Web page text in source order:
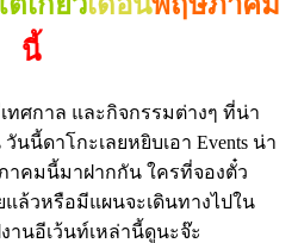
นี้
ศกาล และกิจกรรมต่างๆ ที่น่า
นนี้ดาโกะเลยหยิบเอา Events น่า
คมนี้มาฝากกัน ใครที่จองตั๋ว
แล้วหรือมีแผนจะเดินทางไปใน
านอีเว้นท์เหล่านี้ดูนะจ๊ะ